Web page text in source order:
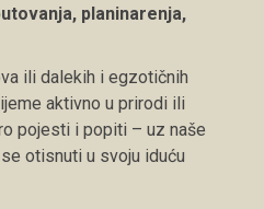
planinarenja,
ili dalekih i egzotičnih
aktivno u prirodi ili
pojesti i popiti – uz naše
otisnuti u svoju iduću